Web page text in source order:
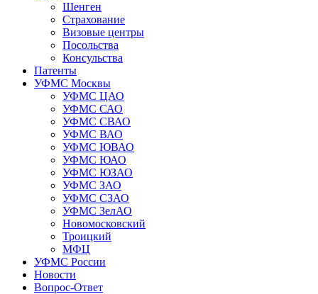
Шенген
Страхование
Визовые центры
Посольства
Консульства
Патенты
УФМС Москвы
УФМС ЦАО
УФМС САО
УФМС СВАО
УФМС ВАО
УФМС ЮВАО
УФМС ЮАО
УФМС ЮЗАО
УФМС ЗАО
УФМС СЗАО
УФМС ЗелАО
Новомосковский
Троицкий
МФЦ
УФМС России
Новости
Вопрос-Ответ